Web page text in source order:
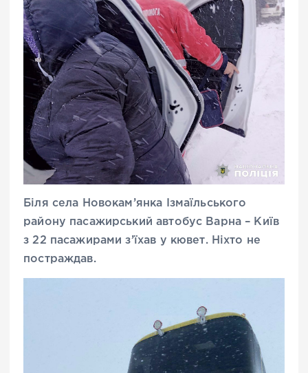
Біля села Новокам’янка Ізмаїльського
району пасажирський автобус Варна – Київ
з 22 пасажирами з’їхав у кювет. Ніхто не
постраждав.